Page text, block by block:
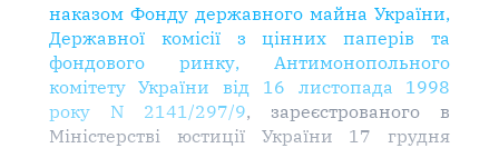
наказом Фонду державного майна України,
Державної комісії з цінних паперів та
фондового ринку, Антимонопольного
комітету України від 16 листопада 1998
року N 2141/297/9, зареєстрованого в
Міністерстві юстиції України 17 грудня